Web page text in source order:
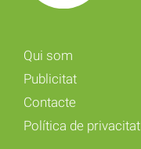
Qui som
Publicitat
Contacte
Política de privacitat